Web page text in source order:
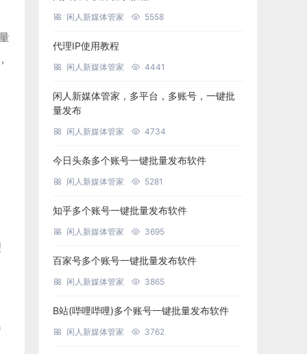
闲人新媒体管家 5558
代理IP使用教程
闲人新媒体管家 4441
闲人新媒体管家，多平台，多账号，一键批
量发布
闲人新媒体管家 4734
今日头条多个账号一键批量发布软件
闲人新媒体管家 5281
知乎多个账号一键批量发布软件
闲人新媒体管家 3695
百家号多个账号一键批量发布软件
闲人新媒体管家 3865
B站(哔哩哔哩)多个账号一键批量发布软件
闲人新媒体管家 3762